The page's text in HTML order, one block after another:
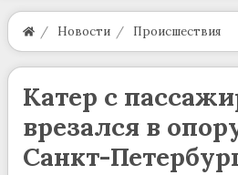
Новости Происшествия
Катер с
врезался в
Санкт-